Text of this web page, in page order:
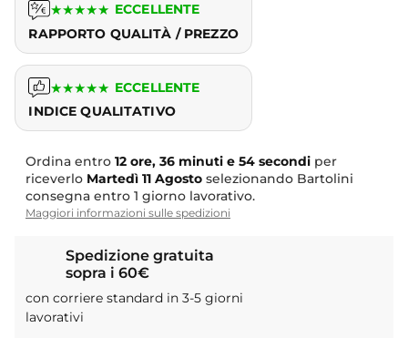
★★★★★ ECCELLENTE
RAPPORTO QUALITÀ / PREZZO
★★★★★ ECCELLENTE
INDICE QUALITATIVO
Ordina entro 12 ore, 36 minuti e 53 secondiper
riceverlo Martedì 11 Agosto selezionando Bartolini
consegna entro 1 giorno lavorativo.
Maggiori informazioni sulle spedizioni
Spedizione gratuita
sopra i 60€
con corriere standard in 3-5 giorni
lavorativi